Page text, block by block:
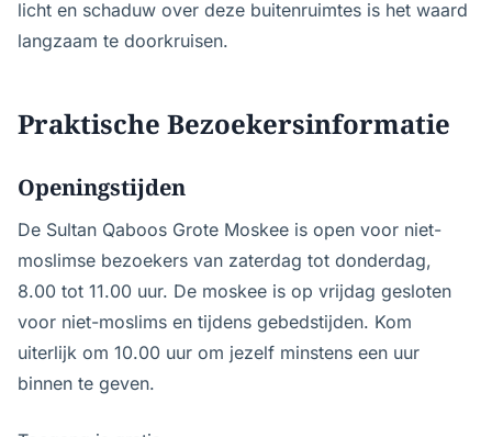
licht en schaduw over deze buitenruimtes is het waard
langzaam te doorkruisen.
Praktische Bezoekersinformatie
Openingstijden
De Sultan Qaboos Grote Moskee is open voor niet-
moslimse bezoekers van zaterdag tot donderdag,
8.00 tot 11.00 uur. De moskee is op vrijdag gesloten
voor niet-moslims en tijdens gebedstijden. Kom
uiterlijk om 10.00 uur om jezelf minstens een uur
binnen te geven.